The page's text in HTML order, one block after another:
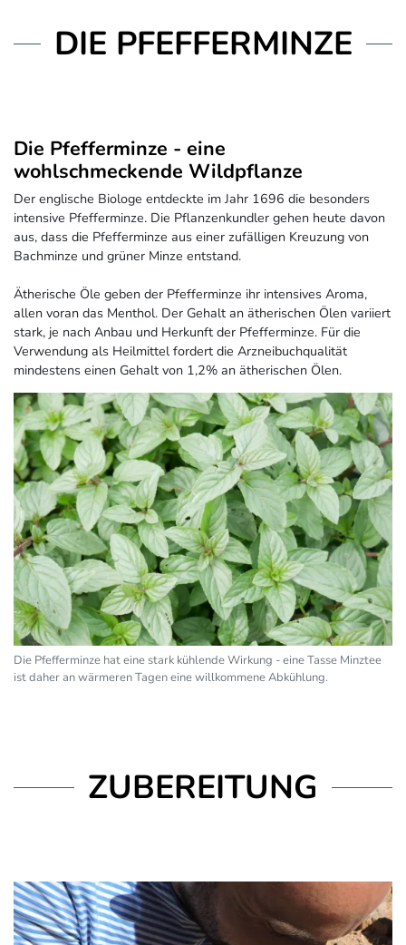
DIE PFEFFERMINZE
Die Pfefferminze - eine
wohlschmeckende Wildpflanze
Der englische Biologe entdeckte im Jahr 1696 die besonders
intensive Pfefferminze. Die Pflanzenkundler gehen heute davon
aus, dass die Pfefferminze aus einer zufälligen Kreuzung von
Bachminze und grüner Minze entstand.
Ätherische Öle geben der Pfefferminze ihr intensives Aroma,
allen voran das Menthol. Der Gehalt an ätherischen Ölen variiert
stark, je nach Anbau und Herkunft der Pfefferminze. Für die
Verwendung als Heilmittel fordert die Arzneibuchqualität
mindestens einen Gehalt von 1,2% an ätherischen Ölen.
Die Pfefferminze hat eine stark kühlende Wirkung - eine Tasse Minztee
ist daher an wärmeren Tagen eine willkommene Abkühlung.
ZUBEREITUNG